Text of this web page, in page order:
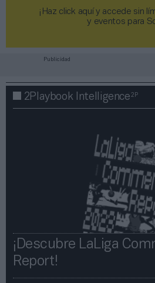
¡Haz click aquí y accede sin
y eventos para
Publicidad
2Playbook Intelligence2P
¡Descubre LaLiga
Report!​​